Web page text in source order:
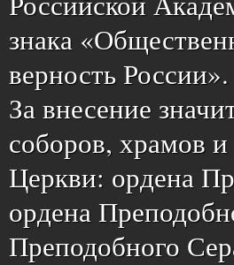
знака
верность России».
За внесение
соборов, храмов
Церкви: ордена
ордена
Преподобного